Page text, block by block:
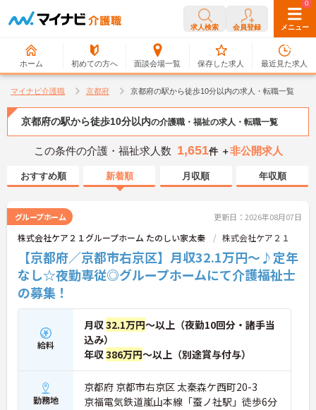
求人検索 会員登録 メニュー
ホーム 初めての方へ 面談会場一覧
0
保存した求人
0
最近見た求人
マイナビ介護職 京都府 京都府の駅から徒歩10分以内の求人・転職一覧
京都府の駅から徒歩10分以内の介護職・福祉の求人・転職一覧
この条件の介護・福祉求人数 1,651件 ＋非公開求人
おすすめ順 新着順 月収順 年収順
グループホーム 更新日：2026年08月07日
株式会社ケア２１グループホーム たのしい家太秦 株式会社ケア２１
【京都府／京都市右京区】月収32.1万円～♪定年
なし☆夜勤専従◎グループホームにて介護福祉士
の募集！
給料
月収32.1万円～以上（夜勤10回分・諸手当
込み）
年収386万円～以上（別途賞与付与）
勤務地
京都府 京都市右京区 太秦森ケ西町20-3
京福電気鉄道嵐山本線「蚕ノ社駅」徒歩6分